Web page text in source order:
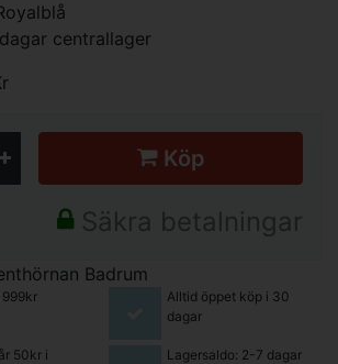
centrallager
Köp
Säkra betalningar
Badrum
Alltid öppet köp i 30
dagar
50kr i
Lagersaldo: 2-7 dagar